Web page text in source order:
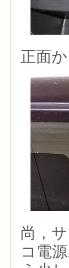
正面
尚，
コ電